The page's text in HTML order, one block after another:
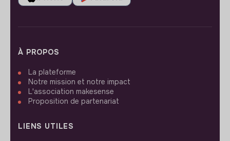
À PROPOS
La plateforme
Notre mission et notre impact
L'association makesense
Proposition de partenariat
LIENS UTILES